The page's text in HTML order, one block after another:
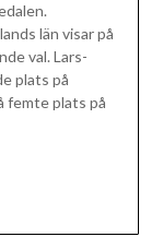
län visar på
val. Lars-
plats på
femte plats på